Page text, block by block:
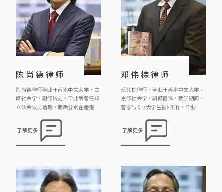
陈尚德律师
陈尚德律师毕业于香港中文大学，主
修社会学，副修历史。毕业后曾任职
立法会议员助理，期后分别在香港大
律，现为《邓王周廖成利律师行》合
伙人。陈律师希望透过法律工作维护
人权，曾参与多宗司法覆核案例，包
宪法赋与之投票权等。
了解更多
邓伟棕律师
邓伟棕律师，毕业于香港中文大学，
主修社会学，副修翻译，就学期间，
曾参与《中大学生报》工作，毕业后
法律，成为律师。 邓律师热衷参与公
共事务，曾参与多宗司法覆核案例，
包括代表囚犯成功争取囚犯应有宪法
裁处的诉讼，又为区议会及民政事务
处讲解有关大厦物业管理的法律。
了解更多